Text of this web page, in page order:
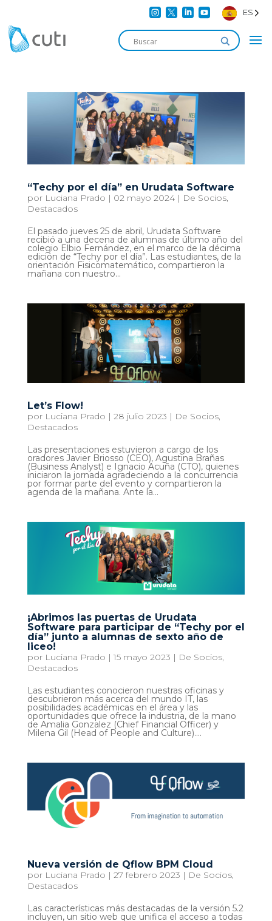
    ES
“Techy por el día” en Urudata Software
por Luciana Prado | 02 mayo 2024| De Socios,
Destacados
El pasado jueves 25 de abril, Urudata Software
recibió a una decena de alumnas de último año del
colegio Elbio Fernández, en el marco de la décima
edición de “Techy por el día”. Las estudiantes, de la
orientación Fisicomatemático, compartieron la
mañana con nuestro...
Let’s Flow!
por Luciana Prado | 28 julio 2023 | De Socios,
Destacados
Las presentaciones estuvieron a cargo de los
oradores Javier Briosso (CEO), Agustina Brañas
(Business Analyst) e Ignacio Acuña (CTO), quienes
iniciaron la jornada agradeciendo a la concurrencia
por formar parte del evento y compartieron la
agenda de la mañana. Ante la...
¡Abrimos las puertas de Urudata
Software para participar de “Techy por el
día” junto a alumnas de sexto año de
liceo!
por Luciana Prado |15 mayo 2023 | De Socios,
Destacados
Las estudiantes conocieron nuestras oficinas y
descubrieron más acerca del mundo IT, las
posibilidades académicas en el área y las
oportunidades que ofrece la industria, de la mano
de Amalia Gonzalez (Chief Financial Officer) y
Milena Gil (Head of People and Culture)....
Nueva versión de Qflow BPM Cloud
por Luciana Prado | 27 febrero 2023 | De Socios,
Destacados
Las características más destacadas de la versión 5.2
incluyen, un sitio web que unifica el acceso a todas